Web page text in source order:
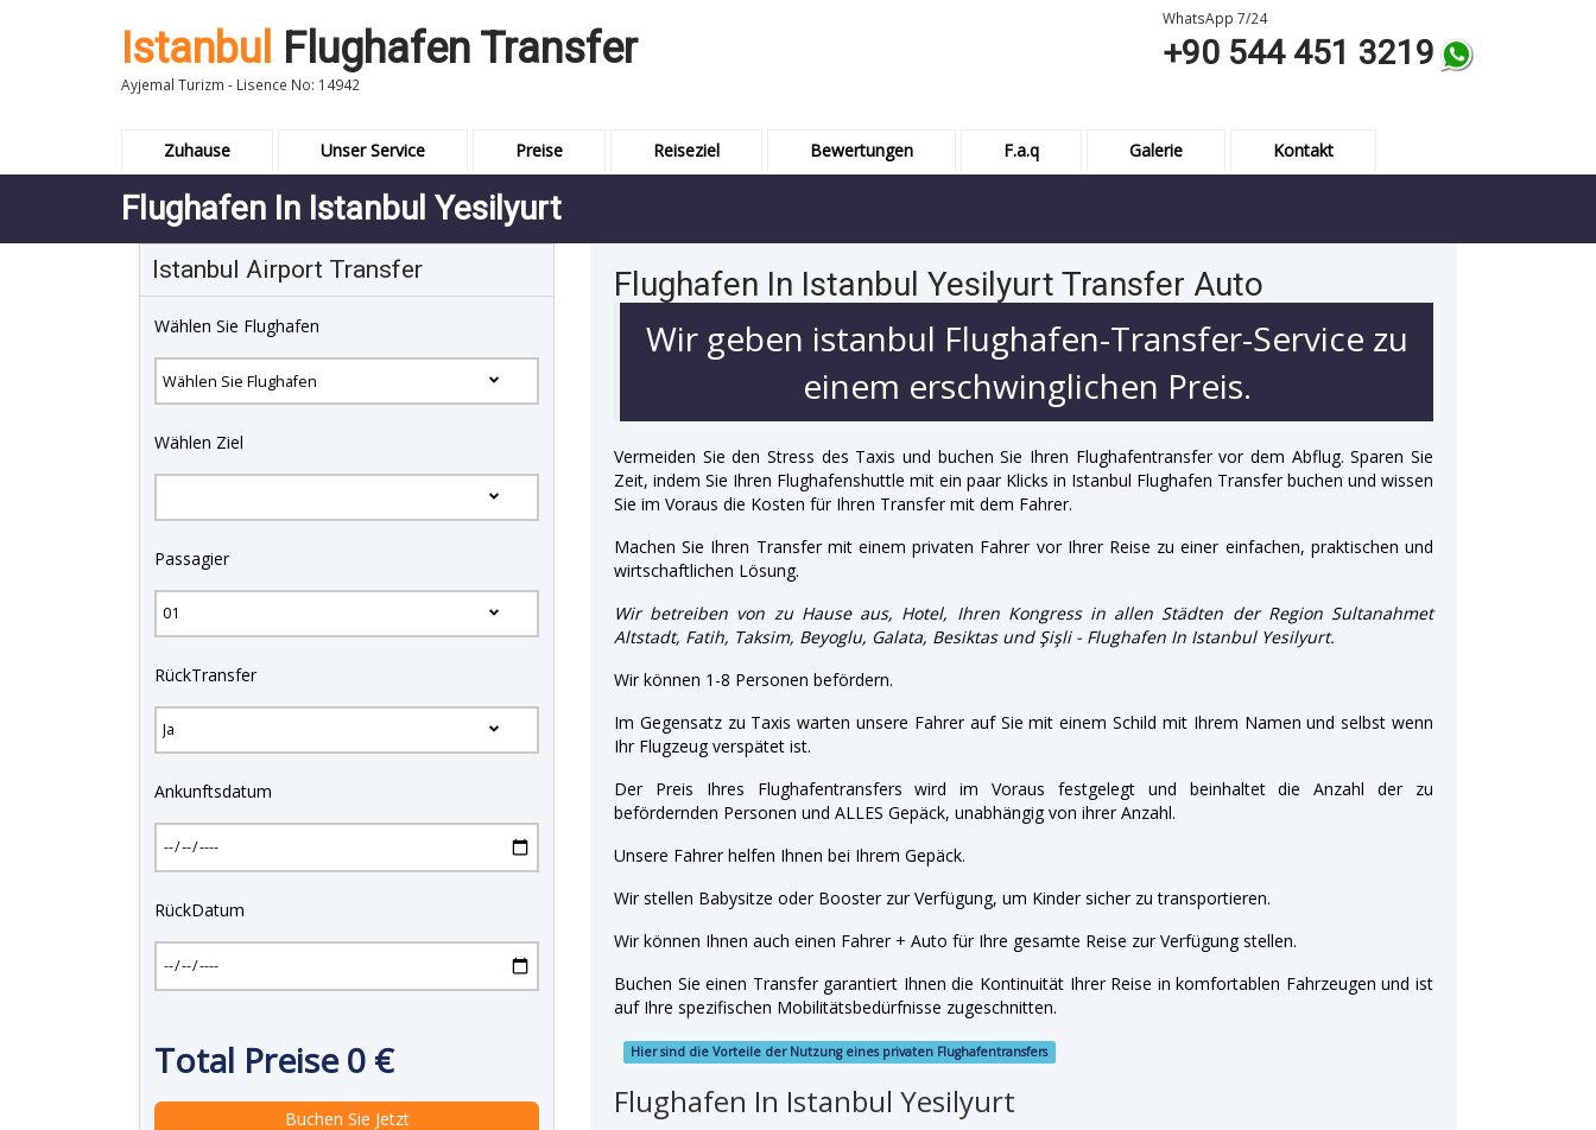
Istanbul Flughafen Transfer
Ayjemal Turizm - Lisence No: 14942
WhatsApp 7/24
+90 544 451 3219
Zuhause Unser Service Preise Reiseziel Bewertungen F.a.q Galerie Kontakt
Flughafen In Istanbul Yesilyurt
Istanbul Airport Transfer
Wählen Sie Flughafen
Wählen Ziel
Passagier
RückTransfer
Ankunftsdatum
RückDatum
Total Preise0 €
Flughafen In Istanbul Yesilyurt Transfer Auto
Wir geben istanbul Flughafen-Transfer-Service zu
einem erschwinglichen Preis.
Vermeiden Sie den Stress des Taxis und buchen Sie Ihren Flughafentransfer vor dem Abflug. Sparen Sie
Zeit, indem Sie Ihren Flughafenshuttle mit ein paar Klicks in Istanbul Flughafen Transfer buchen und wissen
Sie im Voraus die Kosten für Ihren Transfer mit dem Fahrer.
Machen Sie Ihren Transfer mit einem privaten Fahrer vor Ihrer Reise zu einer einfachen, praktischen und
wirtschaftlichen Lösung.
Wir betreiben von zu Hause aus, Hotel, Ihren Kongress in allen Städten der Region Sultanahmet
Altstadt, Fatih, Taksim, Beyoglu, Galata, Besiktas und Şişli - Flughafen In Istanbul Yesilyurt.
Wir können 1-8 Personen befördern.
Im Gegensatz zu Taxis warten unsere Fahrer auf Sie mit einem Schild mit Ihrem Namen und selbst wenn
Ihr Flugzeug verspätet ist.
Der Preis Ihres Flughafentransfers wird im Voraus festgelegt und beinhaltet die Anzahl der zu
befördernden Personen und ALLES Gepäck, unabhängig von ihrer Anzahl.
Unsere Fahrer helfen Ihnen bei Ihrem Gepäck.
Wir stellen Babysitze oder Booster zur Verfügung, um Kinder sicher zu transportieren.
Wir können Ihnen auch einen Fahrer + Auto für Ihre gesamte Reise zur Verfügung stellen.
Buchen Sie einen Transfer garantiert Ihnen die Kontinuität Ihrer Reise in komfortablen Fahrzeugen und ist
auf Ihre spezifischen Mobilitätsbedürfnisse zugeschnitten.
Hier sind die Vorteile der Nutzung eines privaten Flughafentransfers
Flughafen In Istanbul Yesilyurt